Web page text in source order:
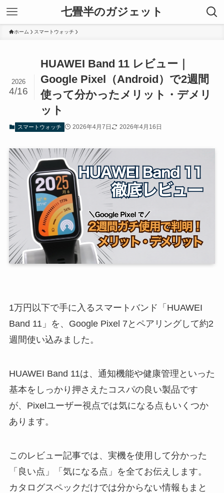
七畳半のガジェット
ホーム スマートウォッチ
HUAWEI Band 11 レビュー｜
Google Pixel（Android）で2週間
使って分かったメリット・デメリ
ット
2026
4/16
スマートウォッチ 2026年4月7日 2026年4月16日
1万円以下で手に入るスマートバンド「HUAWEI
Band 11」を、Google Pixel 7とペアリングして約2
週間使い込みました。
HUAWEI Band 11は、通知機能や健康管理といった
基本をしっかり押さえたコスパの良い製品です
が、Pixelユーザー視点では気になる点もいくつか
あります。
このレビュー記事では、実機を使用して分かった
「良い点」「気になる点」を全てお伝えします。
カタログスペックだけでは分からない情報もまと